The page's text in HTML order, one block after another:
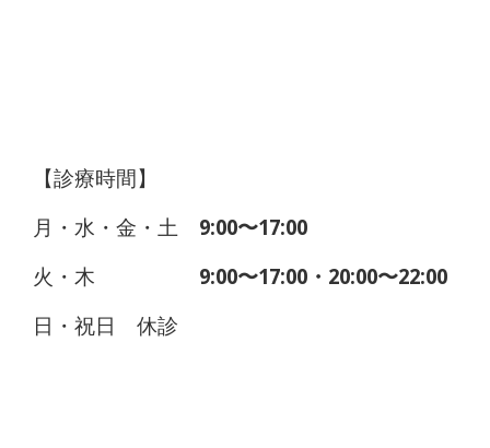
【診療時間】
月・水・金・土 9:00〜17:00
火・木 9:00〜17:00・20:00〜22:00
日・祝日 休診